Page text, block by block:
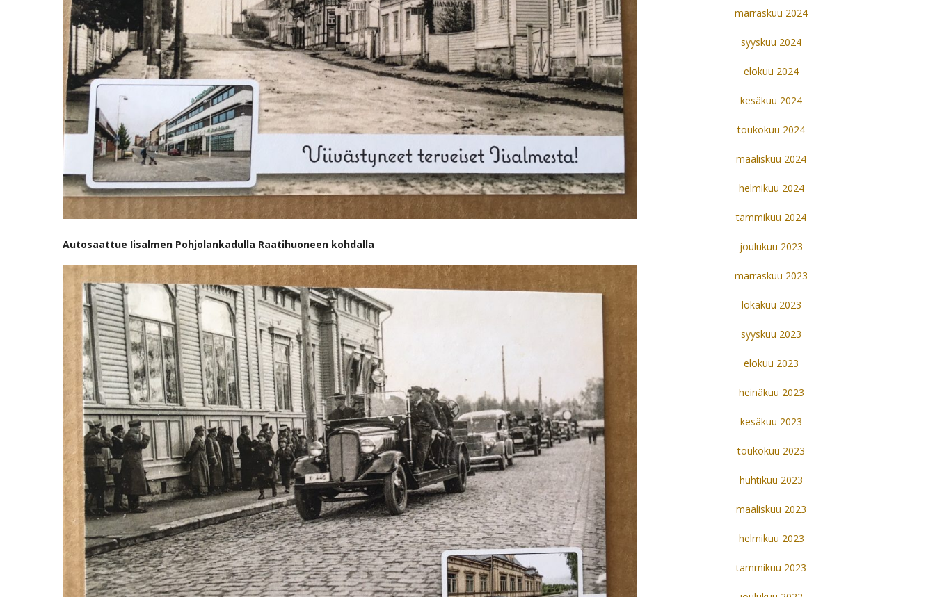
Autosaattue Iisalmen Pohjolankadulla Raatihuoneen kohdalla
marraskuu 2024
syyskuu 2024
elokuu 2024
kesäkuu 2024
toukokuu 2024
maaliskuu 2024
helmikuu 2024
tammikuu 2024
joulukuu 2023
marraskuu 2023
lokakuu 2023
syyskuu 2023
elokuu 2023
heinäkuu 2023
kesäkuu 2023
toukokuu 2023
huhtikuu 2023
maaliskuu 2023
helmikuu 2023
tammikuu 2023